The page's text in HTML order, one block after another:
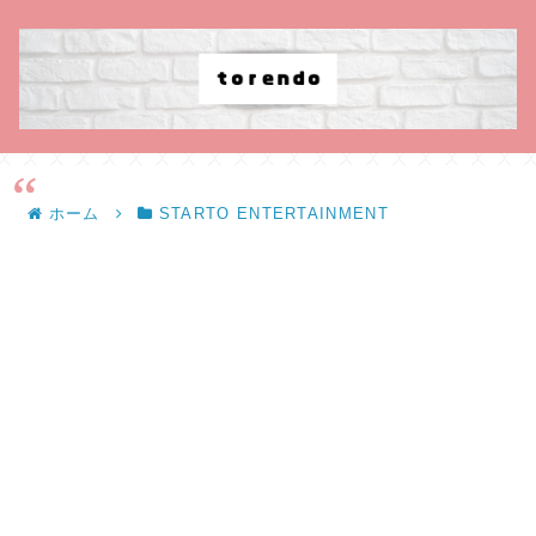
ホーム STARTO ENTERTAINMENT